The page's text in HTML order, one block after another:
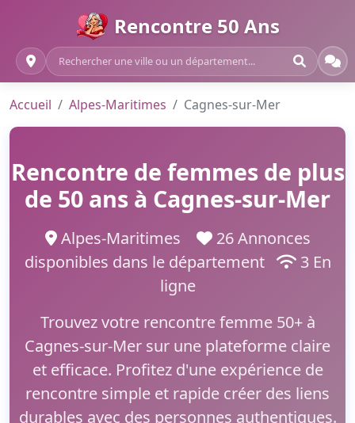
Rencontre 50 Ans
Accueil Alpes-Maritimes Cagnes-sur-Mer
Rencontre de femmes de plus
de 50 ans à Cagnes-sur-Mer
Alpes-Maritimes
26 Annonces
disponibles dans le département
3 En
ligne
Trouvez votre rencontre femme 50+ à
Cagnes-sur-Mer sur une plateforme claire
et efficace. Profitez d'une expérience de
rencontre simple et rapide créer des liens
durables avec des personnes authentiques.